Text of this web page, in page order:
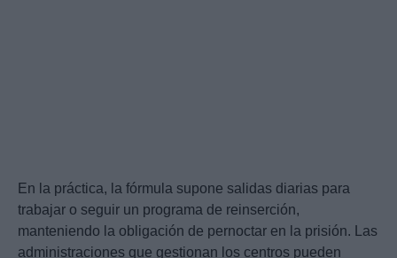
En la práctica, la fórmula supone salidas diarias para
trabajar o seguir un programa de reinserción,
manteniendo la obligación de pernoctar en la prisión. Las
administraciones que gestionan los centros pueden